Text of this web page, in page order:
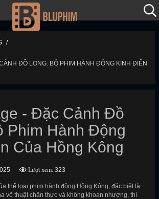
ĐỒ LONG: BỘ PHIM HÀNH ĐỘNG KINH ĐIỂN
- Đặc Cảnh Đồ
Phim Hành Động
Của Hồng Kông
Lượt xem: 323
thể loại phim hành động Hồng Kông, đặc biệt là
võ thuật chân thực và không khoan nhượng, thì